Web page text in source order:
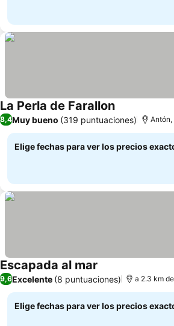
La Perla de Farallon
8,4Muy bueno (319 puntuaciones) Antón,
Elige fechas para ver los precios
Escapada al mar
9,6Excelente (8 puntuaciones) a 2.3 km
Elige fechas para ver los precios